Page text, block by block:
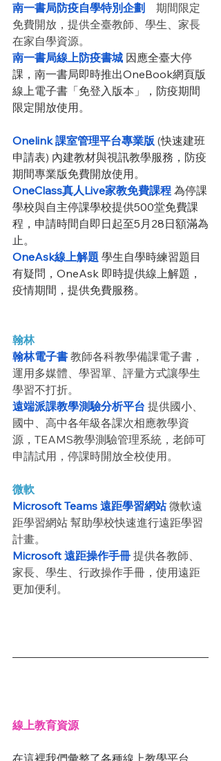
南一書局防疫自學特別企劃
期間限定
免費開放，提供全臺教師、學生、家長
在家自學資源。
南一書局線上防疫書城 因應全臺大停
課，南一書局即時推出OneBook網頁版
線上電子書「免登入版本」，防疫期間
限定開放使用。
Onelink 課室管理平台專業版 (快速建班
申請表) 內建教材與視訊教學服務，防疫
期間專業版免費開放使用。
OneClass真人Live家教免費課程 為停課
學校與自主停課學校提供500堂免費課
程，申請時間自即日起至5月28日額滿為
止。
OneAsk線上解題 學生自學時練習題目
有疑問，OneAsk 即時提供線上解題，
疫情期間，提供免費服務。
翰林
翰林電子書 教師各科教學備課電子書，
運用多媒體、學習單、評量方式讓學生
學習不打折。
遠端派課教學測驗分析平台 提供國小、
國中、高中各年級各課次相應教學資
源，TEAMS教學測驗管理系統，老師可
申請試用，停課時開放全校使用。
微軟
Microsoft Teams 遠距學習網站 微軟遠
距學習網站 幫助學校快速進行遠距學習
計畫。
Microsoft 遠距操作手冊 提供各教師、
家長、學生、行政操作手冊，使用遠距
更加便利。
線上教育資源